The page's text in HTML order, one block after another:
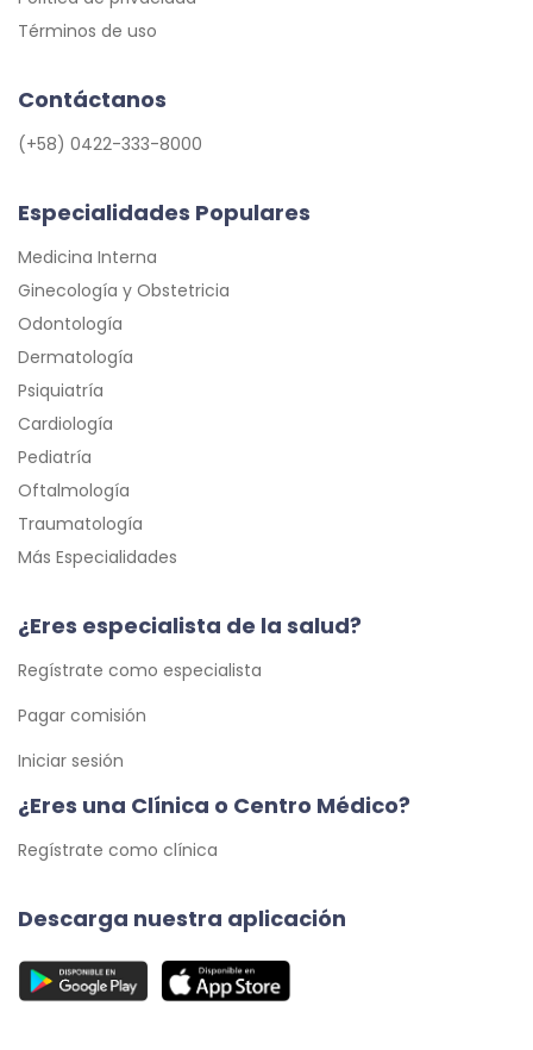
Términos de uso
Contáctanos
(+58) 0422-333-8000
Especialidades Populares
Medicina Interna
Ginecología y Obstetricia
Odontología
Dermatología
Psiquiatría
Cardiología
Pediatría
Oftalmología
Traumatología
Más Especialidades
¿Eres especialista de la salud?
Regístrate como especialista
Pagar comisión
Iniciar sesión
¿Eres una Clínica o Centro Médico?
Regístrate como clínica
Descarga nuestra aplicación